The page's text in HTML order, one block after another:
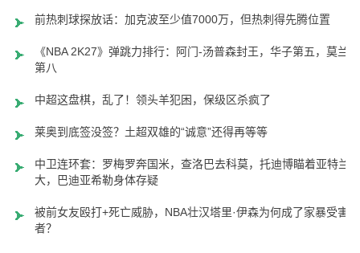
前热刺球探放话：加克波至少值7000万，但热刺得先腾位置
《NBA 2K27》弹跳力排行：阿门-汤普森封王，华子第五，莫兰特
第八
中超这盘棋，乱了！领头羊犯困，保级区杀疯了
莱奥到底签没签？土超双雄的“诚意”还得再等等
中卫连环套：罗梅罗奔国米，查洛巴去科莫，托迪博瞄着亚特兰
大，巴迪亚希勒身体存疑
被前女友殴打+死亡威胁，NBA壮汉塔里·伊森为何成了家暴受害
者？